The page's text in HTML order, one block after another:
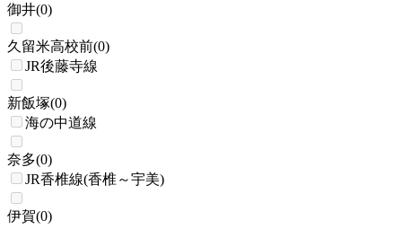
御井(0)
久留米高校前(0)
JR後藤寺線
新飯塚(0)
海の中道線
奈多(0)
JR香椎線(香椎～宇美)
伊賀(0)